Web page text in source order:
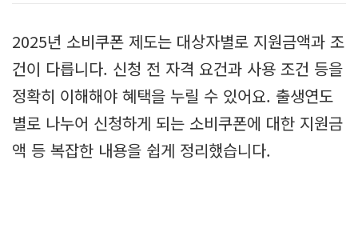
2025년 소비쿠폰 제도는 대상자별로 지원금액과 조
건이 다릅니다. 신청 전 자격 요건과 사용 조건 등을
정확히 이해해야 혜택을 누릴 수 있어요. 출생연도
별로 나누어 신청하게 되는 소비쿠폰에 대한 지원금
액 등 복잡한 내용을 쉽게 정리했습니다.